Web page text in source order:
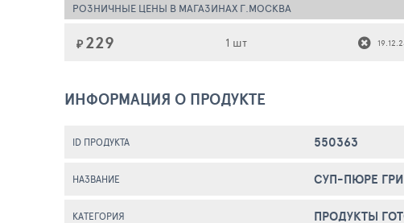
РОЗНИЧНЫЕ ЦЕНЫ В МАГАЗИНАХ Г.МОСКВА
₽ 229 1 шт
ИНФОРМАЦИЯ О ПРОДУКТЕ
ID ПРОДУКТА 550363
НАЗВАНИЕ СУП-ПЮРЕ
КАТЕГОРИЯ ПРОДУКТЫ